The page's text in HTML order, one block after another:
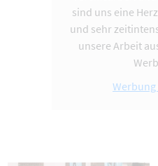
sind uns eine
und sehr
unsere Arbeit